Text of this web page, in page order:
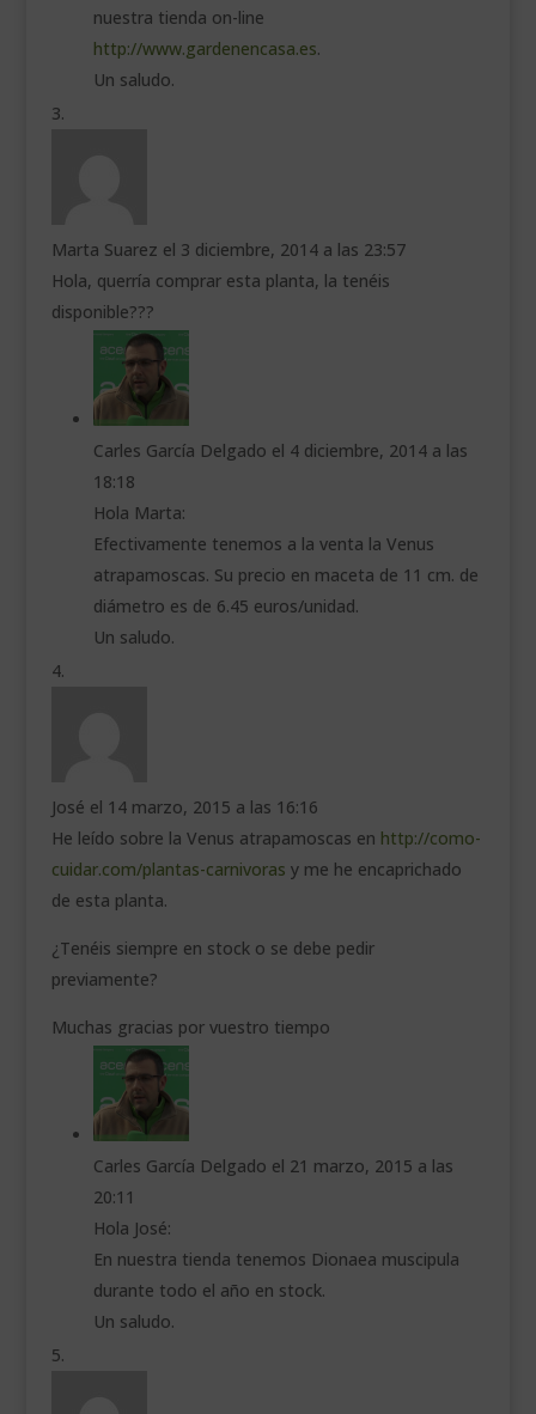
nuestra tienda on-line
http://www.gardenencasa.es.
Un saludo.
Marta Suarez el 3 diciembre, 2014 a las 23:57
Hola, querría comprar esta planta, la tenéis
disponible???
Carles García Delgado el 4 diciembre, 2014 a las
18:18
Hola Marta:
Efectivamente tenemos a la venta la Venus
atrapamoscas. Su precio en maceta de 11 cm. de
diámetro es de 6.45 euros/unidad.
Un saludo.
José el 14 marzo, 2015 a las 16:16
He leído sobre la Venus atrapamoscas en http://como-
cuidar.com/plantas-carnivoras y me he encaprichado
de esta planta.
¿Tenéis siempre en stock o se debe pedir
previamente?
Muchas gracias por vuestro tiempo
Carles García Delgado el 21 marzo, 2015 a las
20:11
Hola José:
En nuestra tienda tenemos Dionaea muscipula
durante todo el año en stock.
Un saludo.